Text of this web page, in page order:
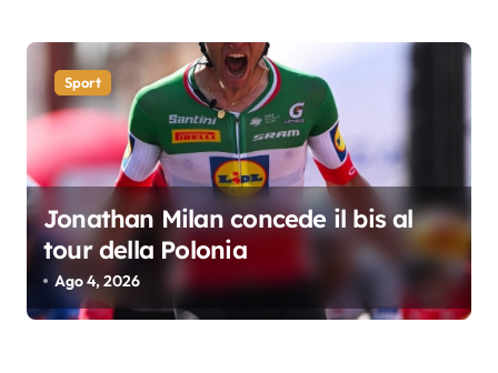
Sport
Jonathan Milan concede il bis al
tour della Polonia
Ago 4, 2026